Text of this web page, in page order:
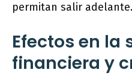
permitan salir adelante.
Efectos en la
financiera y